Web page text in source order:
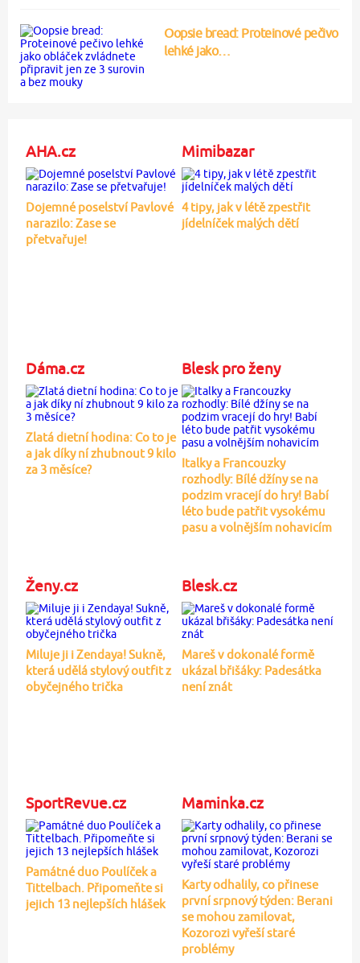
Oopsie bread: Proteinové pečivo
lehké jako…
AHA.cz
Dojemné poselství Pavlové
narazilo: Zase se
přetvařuje!
Mimibazar
4 tipy, jak v létě zpestřit
jídelníček malých dětí
Dáma.cz
Zlatá dietní hodina: Co to je
a jak díky ní zhubnout 9 kilo
za 3 měsíce?
Blesk pro ženy
Italky a Francouzky
rozhodly: Bílé džíny se na
podzim vracejí do hry! Babí
léto bude patřit vysokému
pasu a volnějším nohavicím
Ženy.cz
Miluje ji i Zendaya! Sukně,
která udělá stylový outfit z
obyčejného trička
Blesk.cz
Mareš v dokonalé formě
ukázal břišáky: Padesátka
není znát
SportRevue.cz
Památné duo Poulíček a
Tittelbach. Připomeňte si
jejich 13 nejlepších hlášek
Maminka.cz
Karty odhalily, co přinese
první srpnový týden: Berani
se mohou zamilovat,
Kozorozi vyřeší staré
problémy